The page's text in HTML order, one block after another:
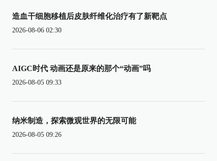
造血干细胞移植后皮肤纤维化治疗有了新靶点
2026-08-06 02:30
AIGC时代 动画还是原来的那个“动画”吗
2026-08-05 09:33
纳米制造，探索微观世界的无限可能
2026-08-05 09:26